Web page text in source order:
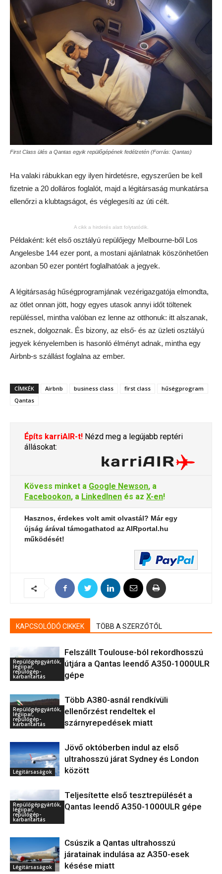
First Class ülés a Qantas egyik repülőgépének fedélzetén (Forrás: Qantas)
Ha valaki rábukkan egy ilyen hirdetésre, egyszerűen be kell
fizetnie a 20 dolláros foglalót, majd a légitársaság munkatársa
ellenőrzi a klubtagságot, és véglegesíti az úti célt.
A cikk a hirdetés alatt folytatódik.
Példaként: két első osztályú repülőjegy Melbourne-ből Los
Angelesbe 144 ezer pont, a mostani ajánlatnak köszönhetően
azonban 50 ezer pontért foglalhatóak a jegyek.
A légitársaság hűségprogramjának vezérigazgatója elmondta,
az ötlet onnan jött, hogy egyes utasok annyi időt töltenek
repüléssel, mintha valóban ez lenne az otthonuk: itt alszanak,
esznek, dolgoznak. És bizony, az első- és az üzleti osztályú
jegyek kényelemben is hasonló élményt adnak, mintha egy
Airbnb-s szállást foglalna az ember.
CÍMKÉK Airbnb business class first class
hűségprogram
Qantas
Építs karriAIR-t! Nézd meg a legújabb reptéri
állásokat:
Kövess minket a Google Newson, a
Facebookon, a LinkedInen és az X-en!
Hasznos, érdekes volt amit olvastál? Már egy
újság árával támogathatod az AIRportal.hu
működését!
KAPCSOLÓDÓ CIKKEK TÖBB A SZERZŐTŐL
Repülőgépgyártók,
légiipar,
repülőgép-
karbantartás
Felszállt Toulouse-ból rekordhosszú
útjára a Qantas leendő A350-1000ULR
gépe
Repülőgépgyártók,
légiipar,
repülőgép-
karbantartás
Több A380-asnál rendkívüli
ellenőrzést rendeltek el
szárnyrepedések miatt
Légitársaságok
Jövő októberben indul az első
ultrahosszú járat Sydney és London
között
Repülőgépgyártók,
légiipar,
repülőgép-
karbantartás
Teljesítette első tesztrepülését a
Qantas leendő A350-1000ULR gépe
Légitársaságok
Csúszik a Qantas ultrahosszú
járatainak indulása az A350-esek
késése miatt